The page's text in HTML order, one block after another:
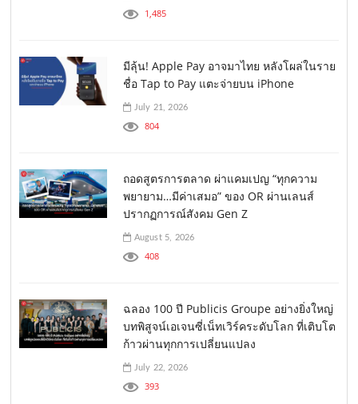
1,485
มีลุ้น! Apple Pay อาจมาไทย หลังโผล่ในราย
ชื่อ Tap to Pay แตะจ่ายบน iPhone
July 21, 2026
804
ถอดสูตรการตลาด ผ่าแคมเปญ “ทุกความ
พยายาม…มีค่าเสมอ” ของ OR ผ่านเลนส์
ปรากฏการณ์สังคม Gen Z
August 5, 2026
408
ฉลอง 100 ปี Publicis Groupe อย่างยิ่งใหญ่
บทพิสูจน์เอเจนซี่เน็ทเวิร์คระดับโลก ที่เติบโต
ก้าวผ่านทุกการเปลี่ยนแปลง
July 22, 2026
393